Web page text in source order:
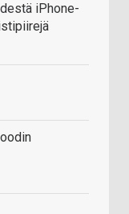
iPhone-